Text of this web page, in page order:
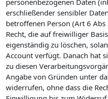
personenbezogenen Daten
erschließender sensibler Daten
betroffenen Person (Art 6 Abs
Recht, die auf freiwilliger
eigenständig zu löschen,
Account verfügt. Danach hat
zu diesen
Angabe von Gründen unter
widerrufen, ohne dass die